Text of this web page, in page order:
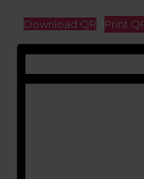
Download QR Print